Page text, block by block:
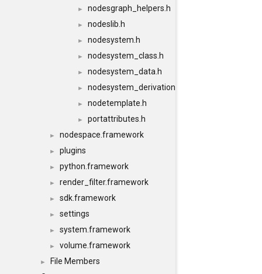
► nodesgraph_helpers.h
► nodeslib.h
► nodesystem.h
► nodesystem_class.h
► nodesystem_data.h
► nodesystem_derivation.h
► nodetemplate.h
► portattributes.h
► nodespace.framework
► plugins
► python.framework
► render_filter.framework
► sdk.framework
► settings
► system.framework
► volume.framework
►
File Members